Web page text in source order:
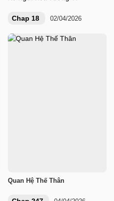
Chap 18 02/04/2026
Quan Hệ Thế Thân